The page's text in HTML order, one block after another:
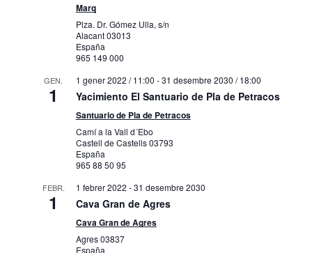
Marq
Plza. Dr. Gómez Ulla, s/n
Alacant03013
España
965 149 000
GEN.
1
1 gener 2022 / 11:00 -31 desembre 2030 / 18:00
Yacimiento El Santuario de Pla de Petracos
Santuario de Pla de Petracos
Camí a la Vall d´Ebo
Castell de Castells03793
España
965 88 50 95
FEBR.
1
1 febrer 2022 -31 desembre 2030
Cava Gran de Agres
Cava Gran de Agres
Agres03837
España